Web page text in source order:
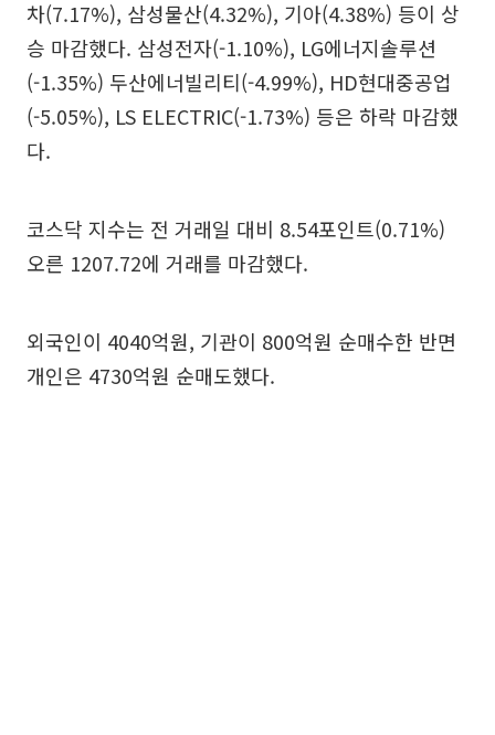
차(7.17%), 삼성물산(4.32%), 기아(4.38%) 등이 상
승 마감했다. 삼성전자(-1.10%), LG에너지솔루션
(-1.35%) 두산에너빌리티(-4.99%), HD현대중공업
(-5.05%), LS ELECTRIC(-1.73%) 등은 하락 마감했
다.
코스닥 지수는 전 거래일 대비 8.54포인트(0.71%)
오른 1207.72에 거래를 마감했다.
외국인이 4040억원, 기관이 800억원 순매수한 반면
개인은 4730억원 순매도했다.